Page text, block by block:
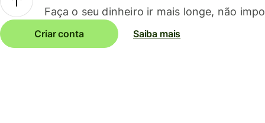
Faça o seu dinheiro ir mais longe, não
Criar conta Saiba mais